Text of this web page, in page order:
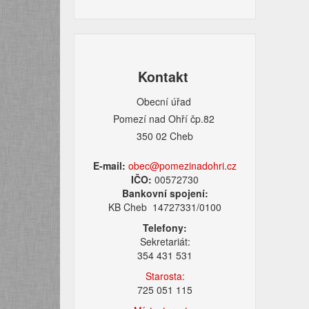
Kontakt
Obecní úřad
Pomezí nad Ohří čp.82
350 02 Cheb
E-mail: obec@pomezinadohri.cz
IČO:00572730
Bankovní spojení:
KB Cheb 14727331/0100
Telefony:
Sekretariát:
354 431 531
Starosta:
725 051 115